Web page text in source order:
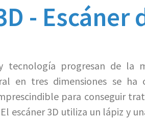
- Escáner
tecnología progresan de la
en tres dimensiones se ha
para conseguir
escáner 3D utiliza un lápiz y